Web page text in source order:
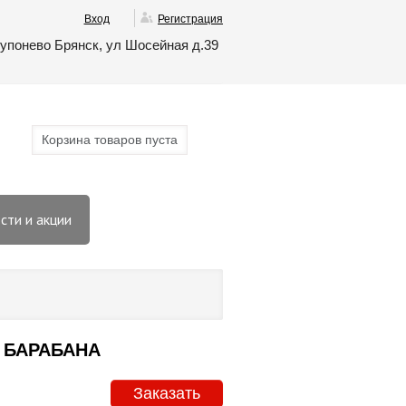
Вход Регистрация
Брянск, ул Шосейная д.39
Корзина товаров пуста
и акции
Заказать